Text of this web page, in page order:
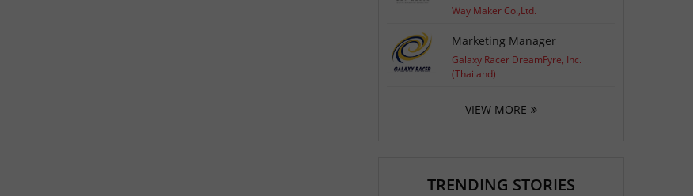
Way Maker Co.,Ltd.
Marketing Manager
Galaxy Racer DreamFyre, Inc.
(Thailand)
VIEW MORE
TRENDING STORIES